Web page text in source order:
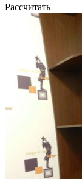
Рассчитать